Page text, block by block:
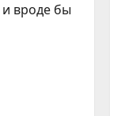
вроде бы